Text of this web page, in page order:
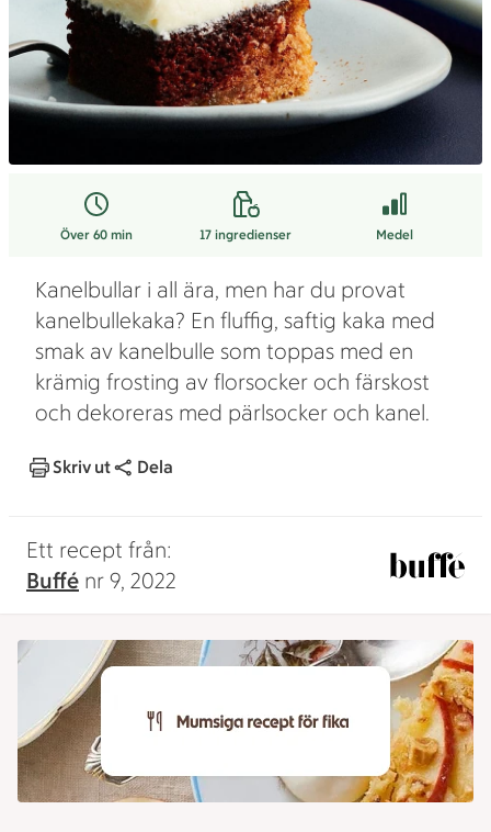
Över 60 min 17 ingredienser Medel
Kanelbullar i all ära, men har du provat
kanelbullekaka? En fluffig, saftig kaka med
smak av kanelbulle som toppas med en
krämig frosting av florsocker och färskost
och dekoreras med pärlsocker och kanel.
Skriv ut Dela
Ett recept från:
Buffé nr 9, 2022